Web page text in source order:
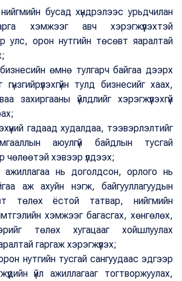
бусад хүндрэлээс урьдчилан
хэмжээг авч хэрэгжүүлэхтэй
улс, орон нутгийн төсөвт яаралтай
өмнө тулгарч байгаа дээрх
гүнзгийрүүлэхгүйн тулд бизнесийг хаах,
захиргааны үйлдлийг хэрэгжүүлэхгүй
гадаад худалдаа, тээвэрлэлтийг
аюулгүй байдлын тусгай
чөлөөтэй хэвээр үлдээх;
ажиллагаа нь доголдсон, орлого нь
аж ахуйн нэгж, байгууллагуудын
төлөх ёстой татвар, нийгмийн
хэмжээг багасгах, хөнгөлөх,
төлөх хугацааг хойшлуулах
гаргаж хэрэгжүүлэх;
нутгийн тусгай сангуудаас эдгээр
үйл ажиллагааг тогтворжуулах,